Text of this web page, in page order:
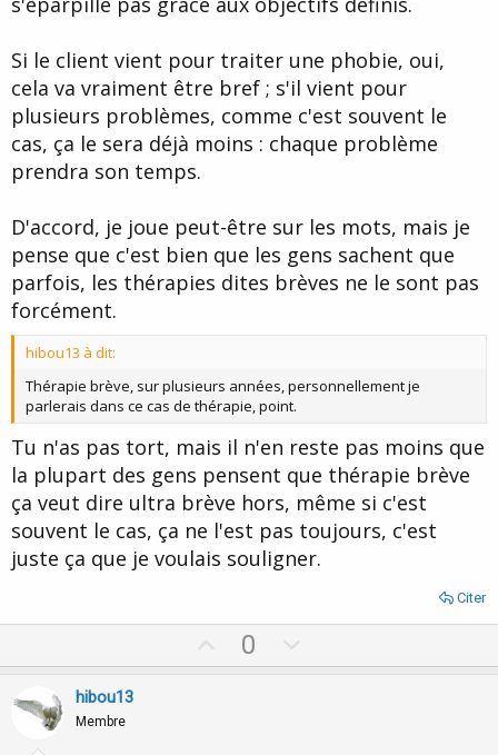
Si le client vient pour traiter une phobie, oui,
cela va vraiment être bref ; s'il vient pour
plusieurs problèmes, comme c'est souvent le
cas, ça le sera déjà moins : chaque problème
prendra son temps.
D'accord, je joue peut-être sur les mots, mais je
pense que c'est bien que les gens sachent que
parfois, les thérapies dites brèves ne le sont pas
forcément.
hibou13 à dit:
Thérapie brève, sur plusieurs années, personnellement je
parlerais dans ce cas de thérapie, point.
Tu n'as pas tort, mais il n'en reste pas moins que
la plupart des gens pensent que thérapie brève
ça veut dire ultra brève hors, même si c'est
souvent le cas, ça ne l'est pas toujours, c'est
juste ça que je voulais souligner.
Citer
p
0
o
hibou13
Membre